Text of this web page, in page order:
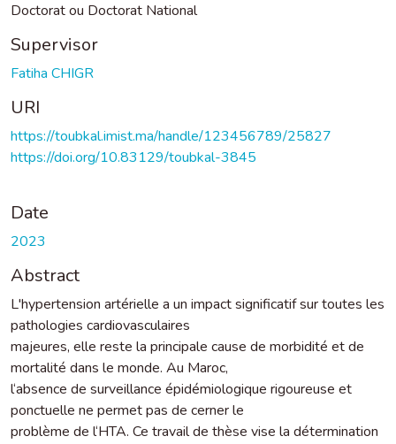
Doctorat ou Doctorat National
Supervisor
Fatiha CHIGR
URI
https://toubkal.imist.ma/handle/123456789/25827
https://doi.org/10.83129/toubkal-3845
Date
2023
Abstract
L'hypertension artérielle a un impact significatif sur toutes les
pathologies cardiovasculaires
majeures, elle reste la principale cause de morbidité et de
mortalité dans le monde. Au Maroc,
l‘absence de surveillance épidémiologique rigoureuse et
ponctuelle ne permet pas de cerner le
problème de l‘HTA. Ce travail de thèse vise la détermination